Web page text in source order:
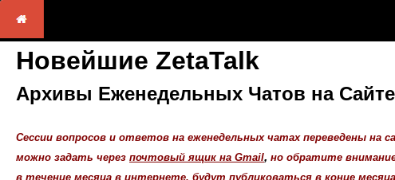
Новейшие ZetaTalk
Архивы Еженедельных Чатов на
Сессии вопросов и ответов на еженедельных чатах переведены на
можно задать через почтовый ящик на Gmail, но обратите
в течение месяца в интернете, будут публиковаться в конце